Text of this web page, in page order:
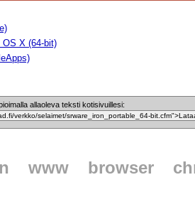
OS X (64-bit)
allaoleva teksti kotisivuillesi:
www browser